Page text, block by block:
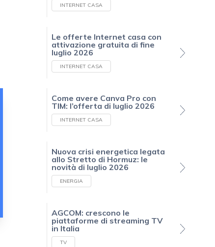
INTERNET CASA
Le offerte Internet casa con
attivazione gratuita di fine
luglio 2026
INTERNET CASA
Come avere Canva Pro con
TIM: l’offerta di luglio 2026
INTERNET CASA
Nuova crisi energetica legata
allo Stretto di Hormuz: le
novità di luglio 2026
ENERGIA
AGCOM: crescono le
piattaforme di streaming TV
in Italia
TV